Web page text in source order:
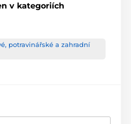
v kategoriích
potravinářské a zahradní